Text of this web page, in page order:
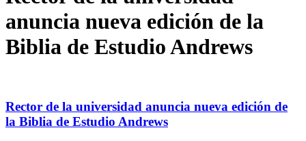
anuncia nueva edición de la
Biblia de Estudio Andrews
Rector de la universidad anuncia nueva edición de
la Biblia de Estudio Andrews